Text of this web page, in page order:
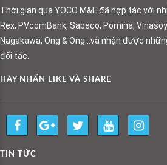
Thời gian qua YOCO M&E đã hợp tác với
Rex, PVcomBank, Sabeco, Pomina,
Nagakawa, Ong & Ong…và nhận được
đối tác.
HÃY NHẤN LIKE VÀ SHARE
TIN TỨC